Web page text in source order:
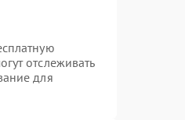
отслеживать
для